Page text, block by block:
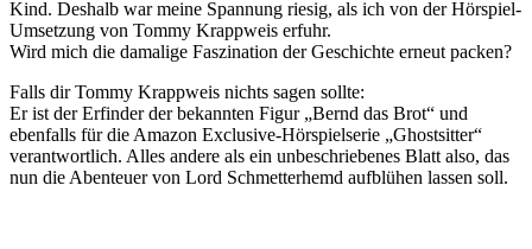
Kind. Deshalb war meine Spannung riesig, als ich von der Hörspiel-
Umsetzung von Tommy Krappweis erfuhr.
Wird mich die damalige Faszination der Geschichte erneut packen?
Falls dir Tommy Krappweis nichts sagen sollte:
Er ist der Erfinder der bekannten Figur „Bernd das Brot“ und
ebenfalls für die Amazon Exclusive-Hörspielserie „Ghostsitter“
verantwortlich. Alles andere als ein unbeschriebenes Blatt also, das
nun die Abenteuer von Lord Schmetterhemd aufblühen lassen soll.